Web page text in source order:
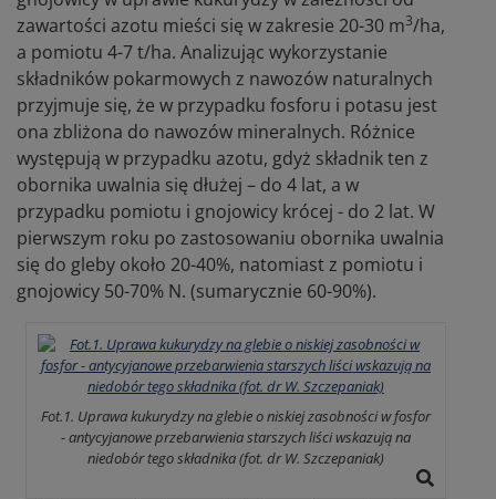
zawartości azotu mieści się w zakresie 20-30 m3/ha,
a pomiotu 4-7 t/ha. Analizując wykorzystanie
składników pokarmowych z nawozów naturalnych
przyjmuje się, że w przypadku fosforu i potasu jest
ona zbliżona do nawozów mineralnych. Różnice
występują w przypadku azotu, gdyż składnik ten z
obornika uwalnia się dłużej – do 4 lat, a w
przypadku pomiotu i gnojowicy krócej - do 2 lat. W
pierwszym roku po zastosowaniu obornika uwalnia
się do gleby około 20-40%, natomiast z pomiotu i
gnojowicy 50-70% N. (sumarycznie 60-90%).
Fot.1. Uprawa kukurydzy na glebie o niskiej zasobności w fosfor
- antycyjanowe przebarwienia starszych liści wskazują na
niedobór tego składnika (fot. dr W. Szczepaniak)